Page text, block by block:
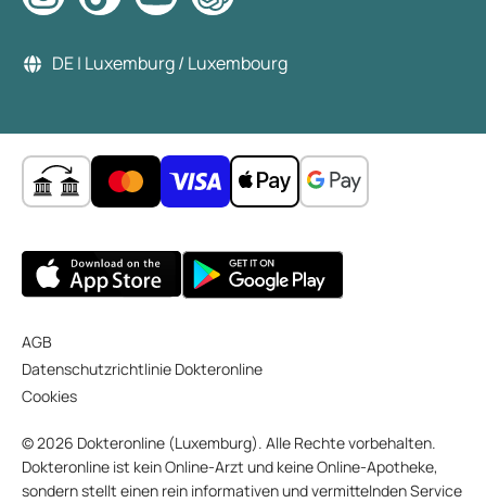
DE | Luxemburg / Luxembourg
AGB
Datenschutzrichtlinie Dokteronline
Cookies
© 2026 Dokteronline (Luxemburg). Alle Rechte vorbehalten.
Dokteronline ist kein Online-Arzt und keine Online-Apotheke,
sondern stellt einen rein informativen und vermittelnden Service